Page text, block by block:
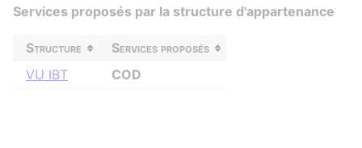
Services proposés par la structure d'appartenance
Structure
Services proposés
VU IBT
COD